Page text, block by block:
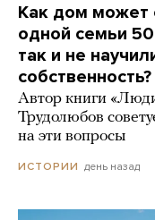
Как дом может
одной семьи
так и не
собственность?
Автор книги
Трудолюбов
на эти вопросы
ИСТОРИИ день назад